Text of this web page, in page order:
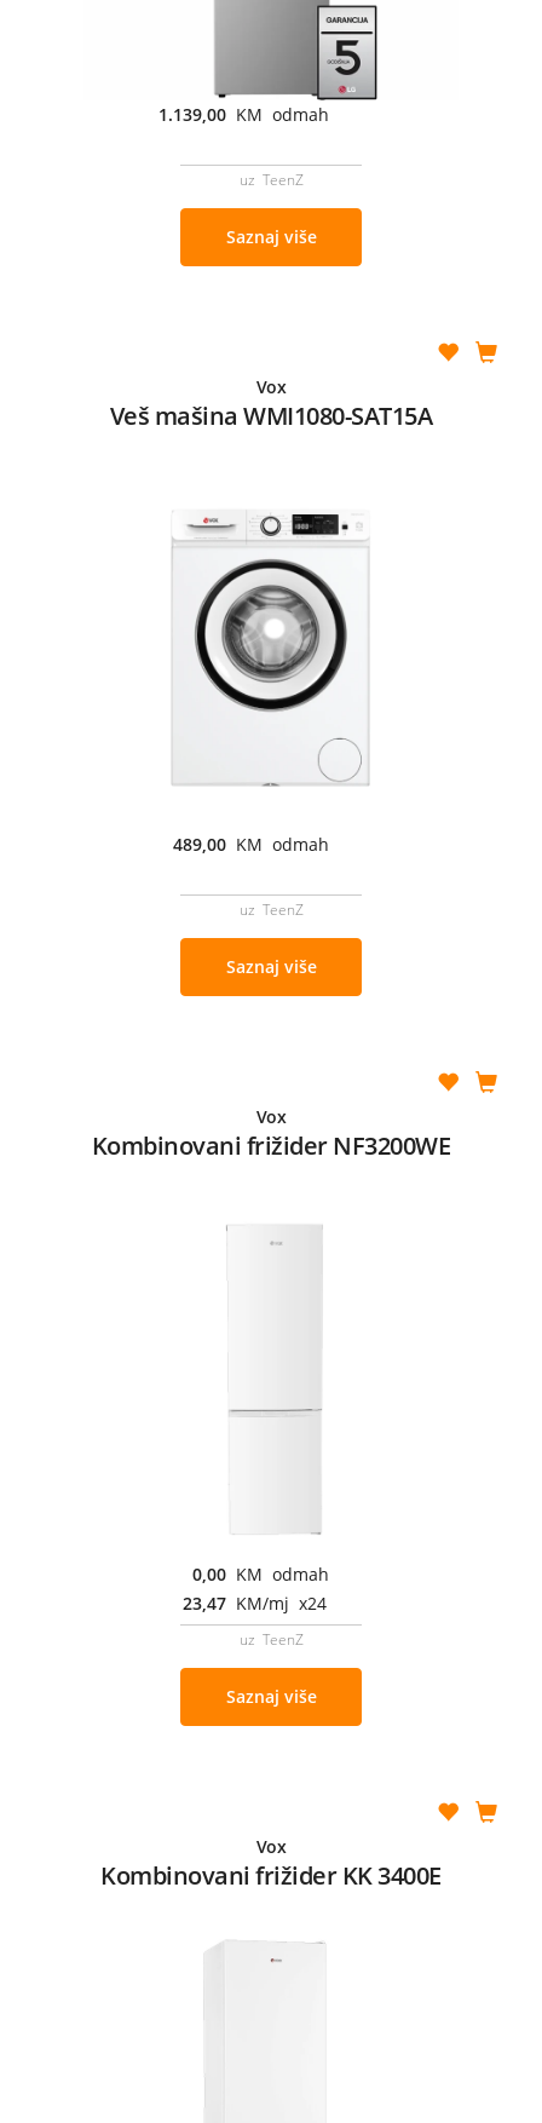
1.139,00 KM odmah
uz TeenZ
Saznaj više
Vox
Veš mašina WMI1080-SAT15A
489,00 KM odmah
uz TeenZ
Saznaj više
Vox
Kombinovani frižider NF3200WE
0,00 KM odmah
23,47 KM/mj x24
uz TeenZ
Saznaj više
Vox
Kombinovani frižider KK 3400E